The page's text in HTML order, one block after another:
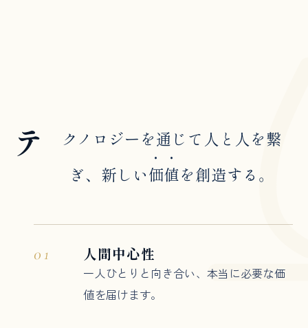
テ
クノロジーを通じて人と人を繋
ぎ、 新しい価値を創造する。
01 人間中心性
一人ひとりと向き合い、本当に必要な価
値を届けます。